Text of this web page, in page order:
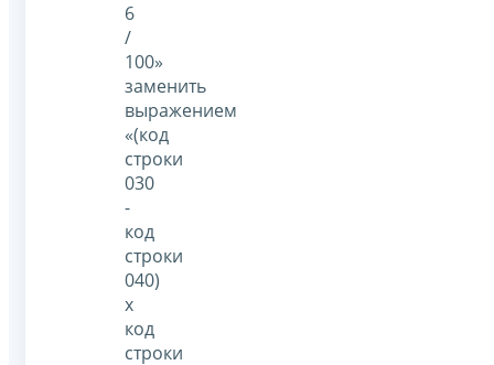
6
/
100»
заменить
выражением
«(код
строки
030
-
код
строки
040)
x
код
строки